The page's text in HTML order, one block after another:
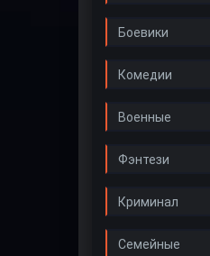
Боевики
Комедии
Военные
Фэнтези
Криминал
Семейные